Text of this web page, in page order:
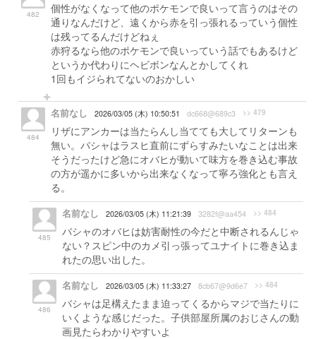
482
個性がなくなって他のポケモンで良いって言うのはその
通りなんだけど、遠くから赤を引っ張れるっていう個性
は残ってるんだけどねぇ
赤狩るなら他のポケモンで良いっていう話でもあるけど
というか代わりにヘビボンなんとかしてくれ
1回もイジられてないのおかしい
484
名前なし 2026/03/05 (木) 10:50:51 dc668@689c3 >> 479
リザにアンカーは当たらんし当てても大してリターンも
無い。バシャはラスヒ直前にずらすみたいなことは出来
そうだったけど急にオバヒが動いて味方を巻き込む事故
の方が遥かに多いから出来なくなって寧ろ強化とも言え
る。
485
名前なし 2026/03/05 (木) 11:21:39 3282f@aa454 >> 484
バシャのオバヒは妨害耐性の今だと中断されるんじゃ
ない？スピン中のカメ引っ張ってユナイトに巻き込ま
れたの思い出した。
486
名前なし 2026/03/05 (木) 11:33:27 8cb67@9d6e7 >> 484
バシャは足構えたまま迫ってくるからマジで当たりに
いくような感じだった。子供部屋所属のおじさんの動
画見たらわかりやすいよ